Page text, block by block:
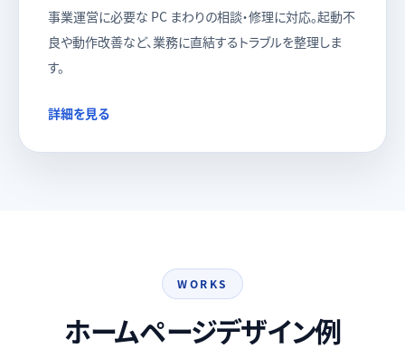
事業運営に必要な PC まわりの相談・修理に対応。起動不
良や動作改善など、業務に直結するトラブルを整理しま
す。
詳細を見る
WORKS
ホームページデザイン例